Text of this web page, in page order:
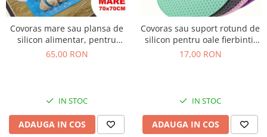
Covoras mare sau plansa de
silicon alimentar, pentru
framantat aluat, 70x70cm
65,00 RON
IN STOC
ADAUGA IN COS
Covoras sau suport rotund de
silicon pentru oale fierbinti,
3mm
17,00 RON
IN STOC
ADAUGA IN COS